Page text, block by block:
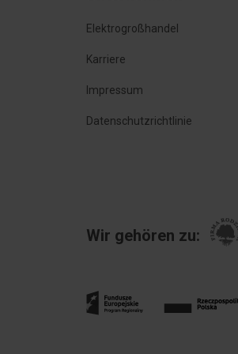
Durch die
Die Lampe hat eine
Elektrogroßhandel
Karriere
Impressum
Datenschutzrichtlinie
Wir gehören zu: